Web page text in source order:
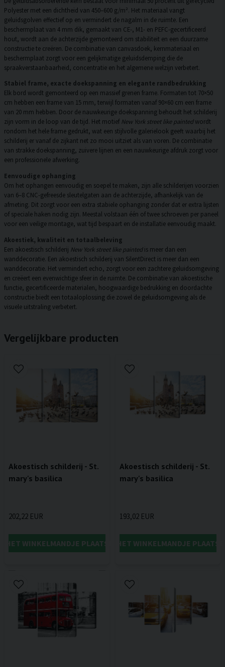
Polyester met een dichtheid van 450–600 g/m². Het materiaal vangt
geluidsgolven effectief op en vermindert de nagalm in de ruimte. Een
beschermplaat van 4 mm dik, gemaakt van CE-, M1- en PEFC-gecertificeerd
hout, wordt aan de achterzijde gemonteerd om stabiliteit en een duurzame
constructie te creëren. De combinatie van canvasdoek, kernmateriaal en
beschermplaat zorgt voor een gelijkmatige geluidsdemping die de
spraakverstaanbaarheid, concentratie en het algemene welzijn verbetert.
Stabiel frame, exacte doekspanning en elegante randbedrukking
Elk bord wordt gemonteerd op een massief grenen frame. Formaten tot 70×50
cm hebben een frame van 15 mm, terwijl formaten vanaf 90×60 cm een frame
van 20 mm hebben. Door de nauwkeurige doekspanning behoudt het schilderij
zijn vorm in de loop van de tijd. Het motief New York street like paintedwordt
rondom het hele frame gedrukt, wat een stijlvolle galerielook geeft waarbij het
schilderij er vanaf de zijkant net zo mooi uitziet als van voren. De combinatie
van strakke doekspanning, zuivere lijnen en een nauwkeurige afdruk zorgt voor
een professionele afwerking.
Eenvoudige ophanging
Om het ophangen eenvoudig en soepel te maken, zijn alle schilderijen voorzien
van 6–8 CNC-gefreesde sleutelgaten aan de achterzijde, afhankelijk van de
afmeting. Dit zorgt voor een extra stabiele ophanging zonder dat er extra lijsten
of speciale haken nodig zijn. Meestal volstaan één of twee schroeven per paneel
voor een veilige montage, wat tijd bespaart en de installatie eenvoudig maakt.
Akoestiek, kwaliteit en totaalbeleving
Een akoestisch schilderij New York street like paintedis meer dan een
wanddecoratie. Een akoestisch schilderij van SilentDirect is meer dan een
wanddecoratie. Het vermindert echo, zorgt voor een zachtere geluidsomgeving
en creëert een evenwichtige sfeer in de ruimte. De combinatie van akoestische
functie, gecertificeerde materialen, hoogwaardige bedrukking en doordachte
constructie biedt een totaaloplossing die zowel de geluidsomgeving als de
visuele uitstraling verbetert.
Vergelijkbare producten
Akoestisch schilderij - St.
mary's basilica
202,22 EUR
HET WINKELMANDJE PLAATSEN
Akoestisch schilderij - St.
mary's basilica
193,02 EUR
IN HET WINKELMANDJE